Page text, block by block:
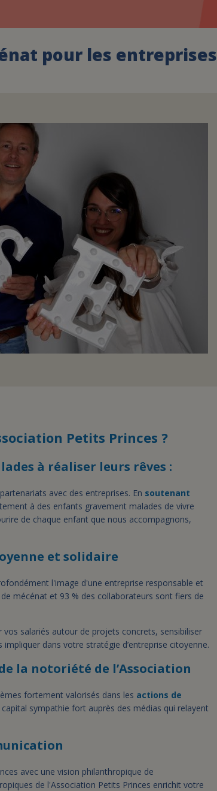
pour les entreprises
Petits Princes ?
à réaliser leurs rêves :
avec des entreprises. En soutenant
à des enfants gravement malades de vivre
de chaque enfant que nous accompagnons,
et solidaire
l'image d'une entreprise responsable et
mécénat et 93 % des collaborateurs sont fiers de
salariés autour de projets concrets, sensibiliser
dans votre stratégie d’entreprise citoyenne.
la notoriété de l’Association
fortement valorisés dans les actions de
capital sympathie fort auprès des médias qui relayent
avec une vision philanthropique de
de l'Association Petits Princes enrichit votre